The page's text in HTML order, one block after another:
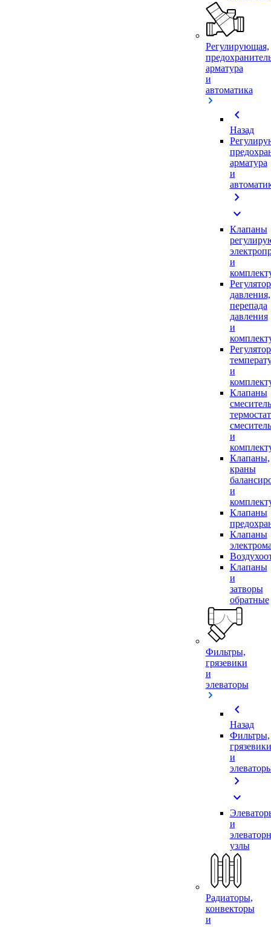
Регулирующая,
арматура
и
автоматика
chevron_left
Назад
арматура
и
chevron_right
expand_more
Клапаны
и
давления,
перепада
давления
и
и
Клапаны
и
Клапаны,
краны
и
Клапаны
Клапаны
Клапаны
и
затворы
обратные
Фильтры,
грязевики
и
элеваторы
chevron_left
Назад
Фильтры,
грязевики
и
chevron_right
expand_more
и
узлы
Радиаторы,
конвекторы
и